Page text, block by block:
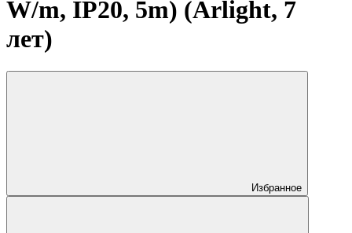
W/m, IP20, 5m) (Arlight, 7
лет)
Избранное